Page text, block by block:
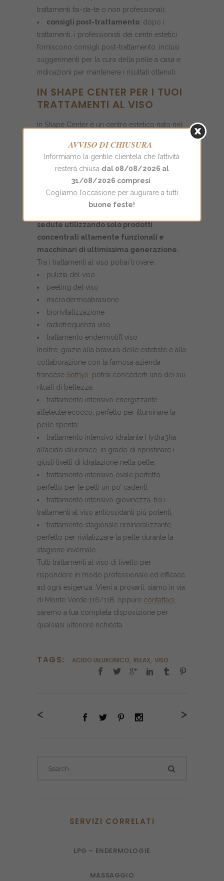
trattamenti fai-da-te o non professionali;
consigli post-trattamento: dopo i
trattamenti, i professionisti dei centri estetici
forniscono consigli post-trattamento, inclusi
suggerimenti per la cura della pelle a casa e
indicazioni per mantenere i risultati ottenuti.
IN SHAPE CENTER PER I TUOI
TRATTAMENTI AL VISO
In Shape Center è un centro estetico nato nel
diversi anni di esperienza nel campo del
beauty e collaborazioni con i più prestigiosi
degli inestetismi di viso e corpo,
sedute utilizzando solo prodotti
concentrati altamente funzionali e
macchinari di ultimissima generazione.
Tra i trattamenti al viso potrai trovare:
pulizia del viso
peeling del viso
microdermoabrasione
biorivitalizzazione
radiofrequenza viso
trattamento endermolift viso
Inoltre, grazie alla bravura delle estetiste e alla
collaborazione con la famosa azienda
francese Sothys, potrai concederti uno dei sui
rituali di bellezza:
trattamento intensivo energizzante
all’eleuterecocco, perfetto per illuminare la
pelle spenta;
trattamento intensivo idratante Hydra3ha
all’acido ialuronico , in grado di ripristinare i
giusti livelli di idratazione nella pelle;
trattamento intensivo ovale perfetto,
perfetto per le pelli un po’ cadenti;
trattamento intensivo giovinezza, tra i
trattamenti al viso antiossidanti più potenti;
trattamento stagionale rimineralizzante,
perfetto per rivitalizzare la pelle durante la
stagione invernale.
Tutti trattamenti al viso di livello per
rispondere in modo professionale ed efficace
ad ogni esigenza. Vieni a provarli, siamo in via
di Monte Verde 116/118, oppure contattaci
saremo a tua completa disposizione per
qualsiasi ulteriore richiesta.
TAGS: ACIDO IALURONICO, RELAX, VISO
< >
SERVIZI CORRELATI
LPG – ENDERMOLOGIE
MASSAGGIO
AVVISO DI CHIUSURA
Informiamo la gentile clientela che l’attività
resterà chiusa dal 08/08/2026 al
31/08/2026 compresi
Cogliamo l’occasione per augurare a tutti
buone feste!